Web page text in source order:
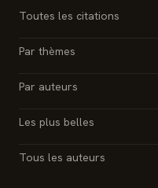
Toutes les citations
Par thèmes
Par auteurs
Les plus belles
Tous les auteurs